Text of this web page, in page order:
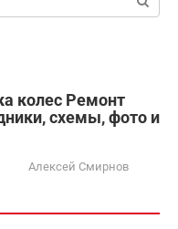
колес Ремонт
схемы, фото и
Алексей Смирнов